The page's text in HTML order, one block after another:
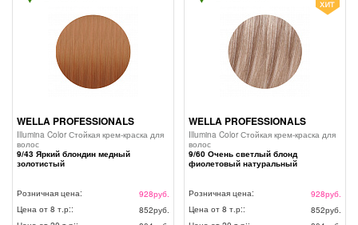
WELLA PROFESSIONALS
Illumina Color Стойкая крем-краска для
волос
9/43 Яркий блондин медный
золотистый
Розничная цена: 928руб.
Цена от 8 т.р::
852руб.
WELLA PROFESSIONALS
Illumina Color Стойкая крем-краска для
волос
9/60 Очень светлый блонд
фиолетовый натуральный
Розничная цена: 928руб.
Цена от 8 т.р::
852руб.